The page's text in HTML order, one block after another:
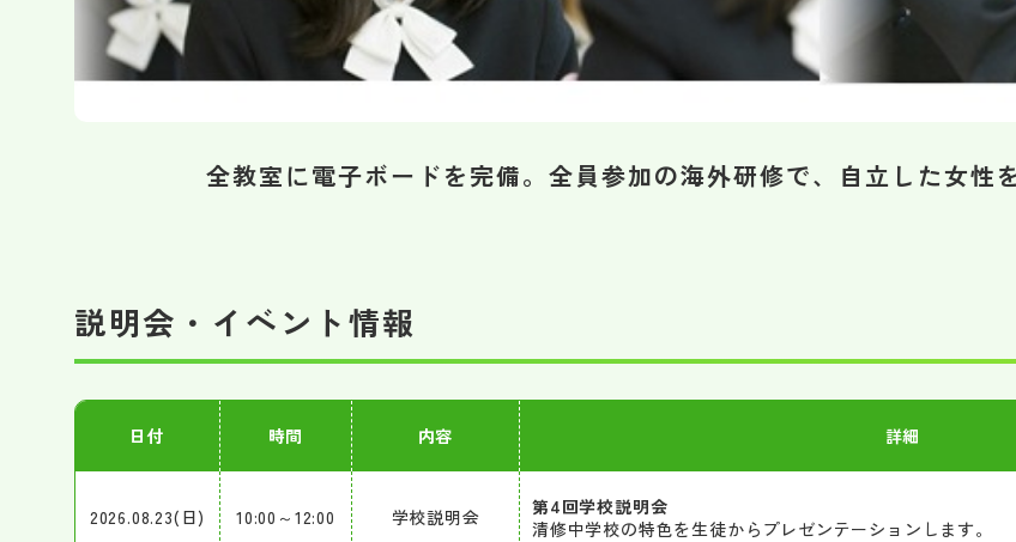
全教室に電子ボードを完備。全員参加の海外研修で、自立した女性を
説明会・イベント情報
日付 時間 内容 詳細
2026.08.23(日) 10:00～12:00 学校説明会
第4回学校説明会
清修中学校の特色を生徒からプレゼンテーションします。